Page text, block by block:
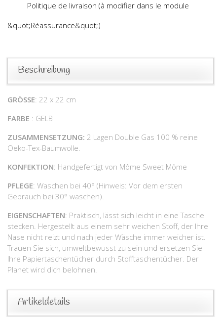
Politique de livraison (à modifier dans le module
&quot;Réassurance&quot;)
Beschreibung
GRÖSSE: 22 x 22 cm
FARBE : GELB
ZUSAMMENSETZUNG: 2 Lagen Double Gas 100 % reine
Oeko-Tex-Baumwolle.
KONFEKTION: Handgefertigt von Môme Sweet Môme
PFLEGE: Waschen bei 40° (Hinweis: Vor dem ersten
Gebrauch bei 30° waschen).
EIGENSCHAFTEN: Praktisch, lässt sich leicht in eine Tasche
stecken. Hergestellt aus einem sehr weichen Stoff, der Ihre
Nase nicht reizt und nach jeder Wäsche immer weicher ist.
Trauen Sie sich, umweltbewusst zu sein und ersetzen Sie
Ihre Papiertaschentücher durch Stofftaschentücher. Der
Planet wird dich belohnen.
Artikeldetails